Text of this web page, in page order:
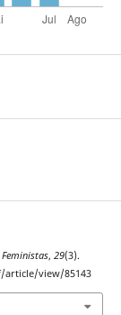
, 29(3).
article/view/85143